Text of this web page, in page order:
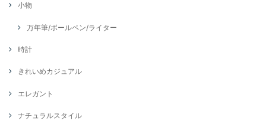
小物
万年筆/ボールペン/ライター
時計
きれいめカジュアル
エレガント
ナチュラルスタイル